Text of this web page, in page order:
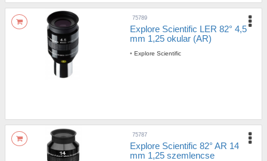
75789
Explore Scientific LER 82° 4,5
mm 1,25 okular (AR)
• Explore Scientific
75787
Explore Scientific 82° AR 14
mm 1,25 szemlencse